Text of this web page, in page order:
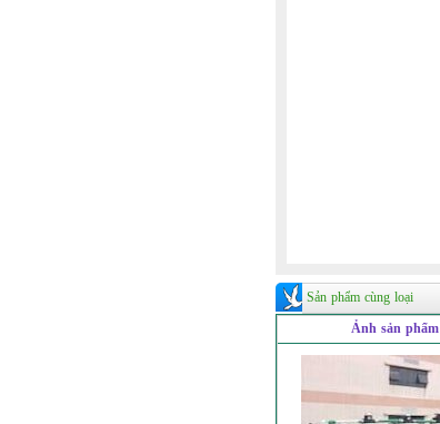
Sản phẩm cùng loại
Ảnh sản phẩm